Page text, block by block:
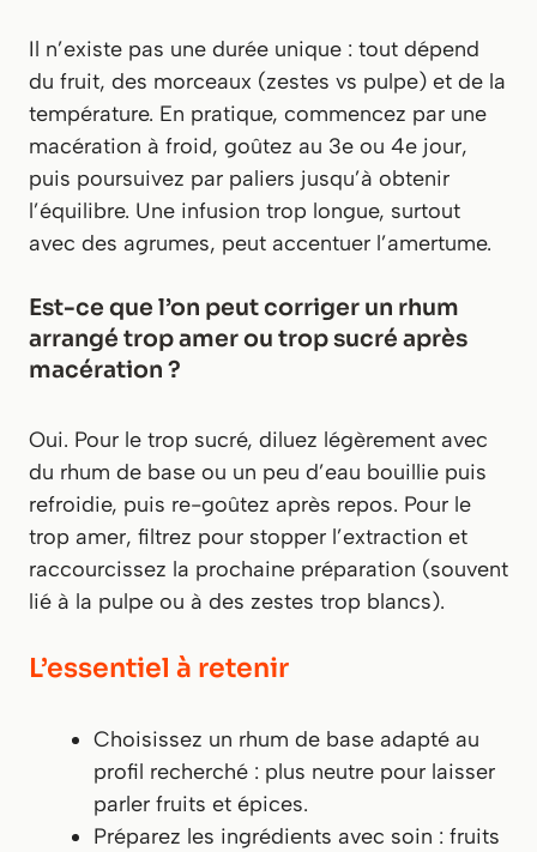
Il n’existe pas une durée unique : tout dépend
du fruit, des morceaux (zestes vs pulpe) et de la
température. En pratique, commencez par une
macération à froid, goûtez au 3e ou 4e jour,
puis poursuivez par paliers jusqu’à obtenir
l’équilibre. Une infusion trop longue, surtout
avec des agrumes, peut accentuer l’amertume.
Est-ce que l’on peut corriger un rhum
arrangé trop amer ou trop sucré après
macération ?
Oui. Pour le trop sucré, diluez légèrement avec
du rhum de base ou un peu d’eau bouillie puis
refroidie, puis re-goûtez après repos. Pour le
trop amer, filtrez pour stopper l’extraction et
raccourcissez la prochaine préparation (souvent
lié à la pulpe ou à des zestes trop blancs).
L’essentiel à retenir
Choisissez un rhum de base adapté au
profil recherché : plus neutre pour laisser
parler fruits et épices.
Préparez les ingrédients avec soin : fruits